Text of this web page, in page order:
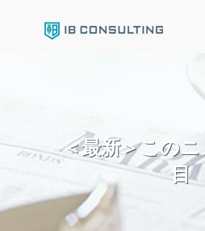
＜最新＞この
目